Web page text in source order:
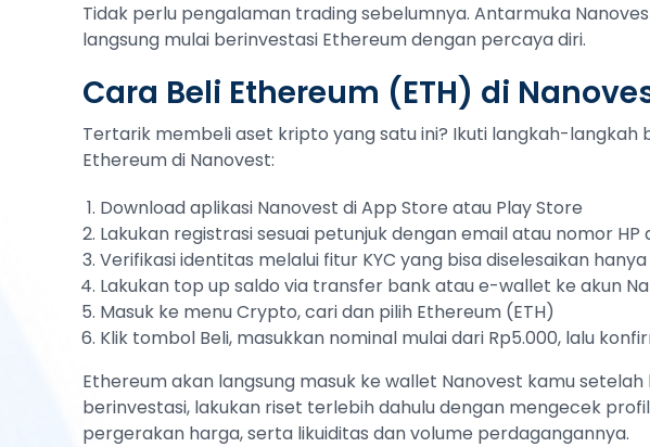
Tidak perlu pengalaman trading sebelumnya. Antarmuka
langsung mulai berinvestasi Ethereum dengan percaya diri.
Cara Beli Ethereum (ETH) di
Tertarik membeli aset kripto yang satu ini? Ikuti langkah-langkah
Ethereum di Nanovest:
Download aplikasi Nanovest di App Store atau Play Store
Lakukan registrasi sesuai petunjuk dengan email atau nomor HP
Verifikasi identitas melalui fitur KYC yang bisa diselesaikan
Lakukan top up saldo via transfer bank atau e-wallet ke akun
Masuk ke menu Crypto, cari dan pilih Ethereum (ETH)
Klik tombol Beli, masukkan nominal mulai dari Rp5.000, lalu
Ethereum akan langsung masuk ke wallet Nanovest kamu
berinvestasi, lakukan riset terlebih dahulu dengan mengecek
pergerakan harga, serta likuiditas dan volume perdagangannya.